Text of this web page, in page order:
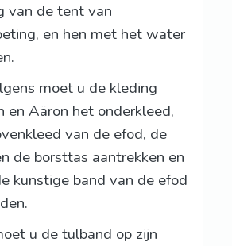
van de tent van
en hen met het water
moet u de kleding
en Aäron het onderkleed,
van de efod, de
de borsttas aantrekken en
kunstige band van de efod
u de tulband op zijn